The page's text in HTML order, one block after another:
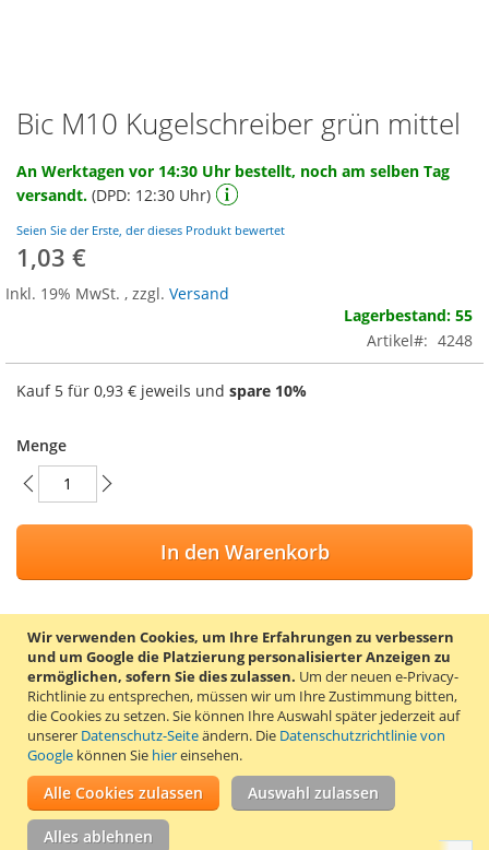
Wir verwenden Cookies, um Ihre Erfahrungen zu verbessern
und um Google die Platzierung personalisierter Anzeigen zu
ermöglichen, sofern Sie dies zulassen. Um der neuen e-Privacy-
Richtlinie zu entsprechen, müssen wir um Ihre Zustimmung bitten,
die Cookies zu setzen.Sie können Ihre Auswahl später jederzeit auf
unserer Datenschutz-Seiteändern. Die Datenschutzrichtlinie von
Google können Sie hiereinsehen.
Alle Cookies zulassen Auswahl zulassen
Alles ablehnen
Zum
Anfang
der
Bildgalerie
springen
Bic M10 Kugelschreiber grün mittel
An Werktagen vor 14:30 Uhr bestellt, noch am selben Tag
versandt. (DPD: 12:30 Uhr)
Seien Sie der Erste, der dieses Produkt bewertet
1,03 €
Inkl. 19% MwSt. , zzgl. Versand
Lagerbestand: 55
Artikel
4248
Kauf 5 für 0,93 € jeweils und spare 10%
Menge
In den Warenkorb
ZUR WUNSCHLISTE HINZUFÜGEN
ZUR VERGLEICHSLISTE HINZUFÜGEN
Grüner Bic M10 Clic Kugelschreiber mit grüner Schreibfarbe.
Der Kugelschreiber Bic M10 ist der am häufigsten verwendete
Kugelschreiber. Bic-Kugelschreiber sind günstig und haben
gute Schreibeigenschaften.